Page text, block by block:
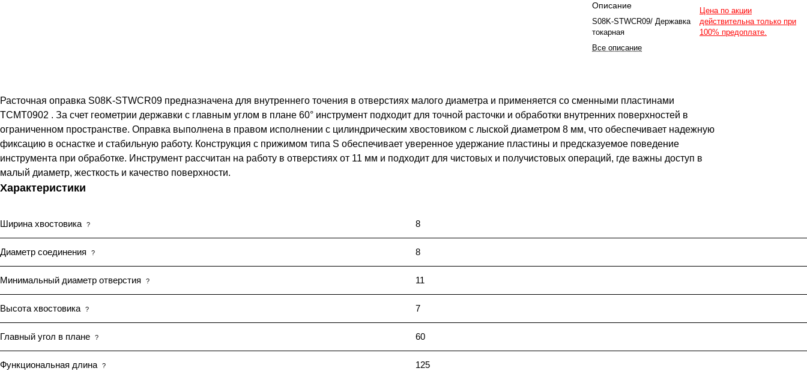
Описание
S08K-STWCR09/ Державка
токарная
Все описание
Цена по акции
действительна только при
100% предоплате.
Расточная оправка S08K-STWCR09 предназначена для внутреннего точения в отверстиях малого диаметра и применяется со сменными пластинами
TCMT0902 . За счет геометрии державки с главным углом в плане 60° инструмент подходит для точной расточки и обработки внутренних поверхностей в
ограниченном пространстве. Оправка выполнена в правом исполнении с цилиндрическим хвостовиком с лыской диаметром 8 мм, что обеспечивает надежную
фиксацию в оснастке и стабильную работу. Конструкция с прижимом типа S обеспечивает уверенное удержание пластины и предсказуемое поведение
инструмента при обработке. Инструмент рассчитан на работу в отверстиях от 11 мм и подходит для чистовых и получистовых операций, где важны доступ в
малый диаметр, жесткость и качество поверхности.
Характеристики
Ширина хвостовика ? 8
Диаметр соединения ? 8
Минимальный диаметр отверстия ? 11
Высота хвостовика ? 7
Главный угол в плане ? 60
Функциональная длина ? 125